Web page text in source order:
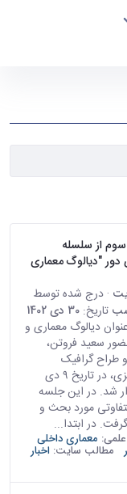
از سلسله
"دیالوگ معماری
· درج شده توسط
تاریخ:30 دی 1402
دیالوگ معماری و
سعید فروتن،
طراح گرافیک
استودیو مرکزی، در تاریخ ۹ دی
برگزار شد. در این جلسه
مورد بحث و
در ابتدا...
معماری داخلی
مطالب سایت: اخبار